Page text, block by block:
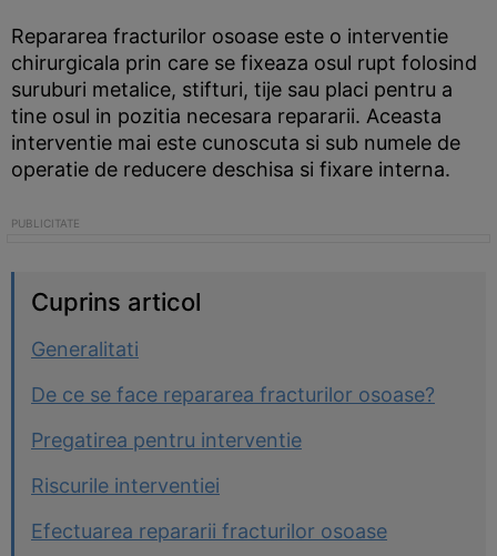
Repararea fracturilor osoase este o interventie
chirurgicala prin care se fixeaza osul rupt folosind
suruburi metalice, stifturi, tije sau placi pentru a
tine osul in pozitia necesara repararii. Aceasta
interventie mai este cunoscuta si sub numele de
operatie de reducere deschisa si fixare interna.
Cuprins articol
Generalitati
De ce se face repararea fracturilor osoase?
Pregatirea pentru interventie
Riscurile interventiei
Efectuarea repararii fracturilor osoase